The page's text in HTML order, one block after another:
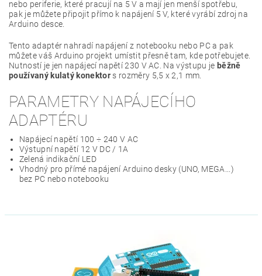
nebo periferie, které pracují na 5 V a mají jen menší spotřebu,
pak je můžete připojit přímo k napájení 5 V, které vyrábí zdroj na
Arduino desce.
Tento adaptér nahradí napájení z notebooku nebo PC a pak
můžete váš Arduino projekt umístit přesně tam, kde potřebujete.
Nutností je jen napájecí napětí 230 V AC. Na výstupu je běžně
používaný kulatý konektor s rozměry 5,5 x 2,1 mm.
PARAMETRY NAPÁJECÍHO
ADAPTÉRU
Napájecí napětí 100 ÷ 240 V AC
Výstupní napětí 12 V DC / 1A
Zelená indikační LED
Vhodný pro přímé napájení Arduino desky (UNO, MEGA...)
bez PC nebo notebooku